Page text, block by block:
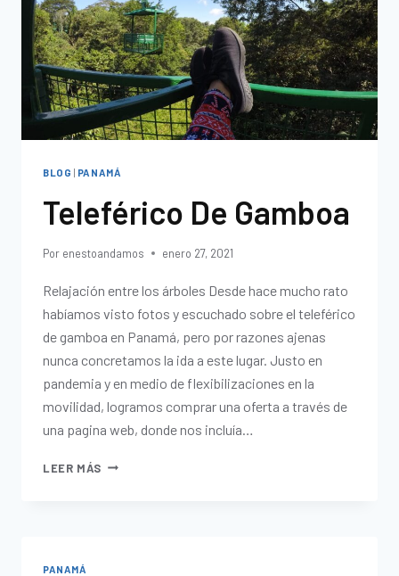
BLOG | PANAMÁ
Teleférico De Gamboa
Por enestoandamos enero 27, 2021
Relajación entre los árboles Desde hace mucho rato
habíamos visto fotos y escuchado sobre el teleférico
de gamboa en Panamá, pero por razones ajenas
nunca concretamos la ida a este lugar. Justo en
pandemia y en medio de flexibilizaciones en la
movilidad, logramos comprar una oferta a través de
una pagina web, donde nos incluía…
LEER MÁS
PANAMÁ